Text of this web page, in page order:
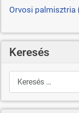
Orvosi palmisztria
Keresés
Keresés